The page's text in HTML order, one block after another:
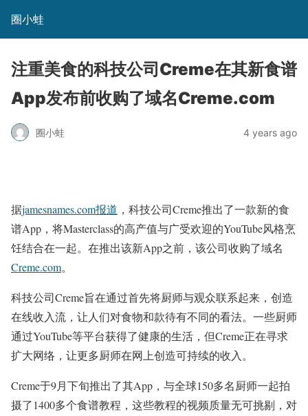
圈小蛙
注重美食的科技公司Creme在其新食谱
App发布前收购了域名Creme.com
圈小蛙 4 years ago
据jamesnames.com报道 ，科技公司Creme推出了一款新的食
谱App，将Masterclass的高产值与广受欢迎的YouTube风格烹
饪结合在一起。在推出该新App之前，该公司收购了域名
Creme.com。
科技公司Creme旨在通过首先将厨师与观众联系起来，创造
在线收入流，让人们对食物和款待有不同的看法。一些厨师
通过YouTube等平台获得了健康的生活，但Creme正在寻求
扩大网络，让更多厨师在网上创造可持续的收入。
Creme于9月下旬推出了其App，与全球150多名厨师一起拍
摄了1400多个食谱教程，这些教程的视频质量无可挑剔，对